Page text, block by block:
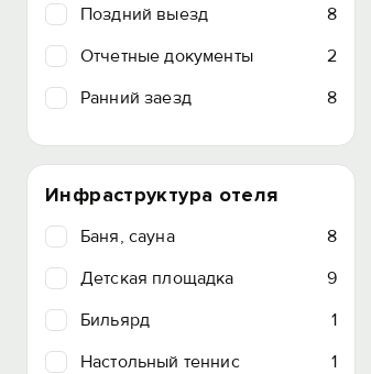
Поздний выезд
8
Отчетные документы
2
Ранний заезд
8
Инфраструктура отеля
Баня, сауна
8
Детская площадка
9
Бильярд
1
Настольный теннис
1